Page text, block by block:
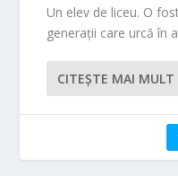
Un elev de liceu. O
generații care urcă în
CITEŞTE MAI MULT